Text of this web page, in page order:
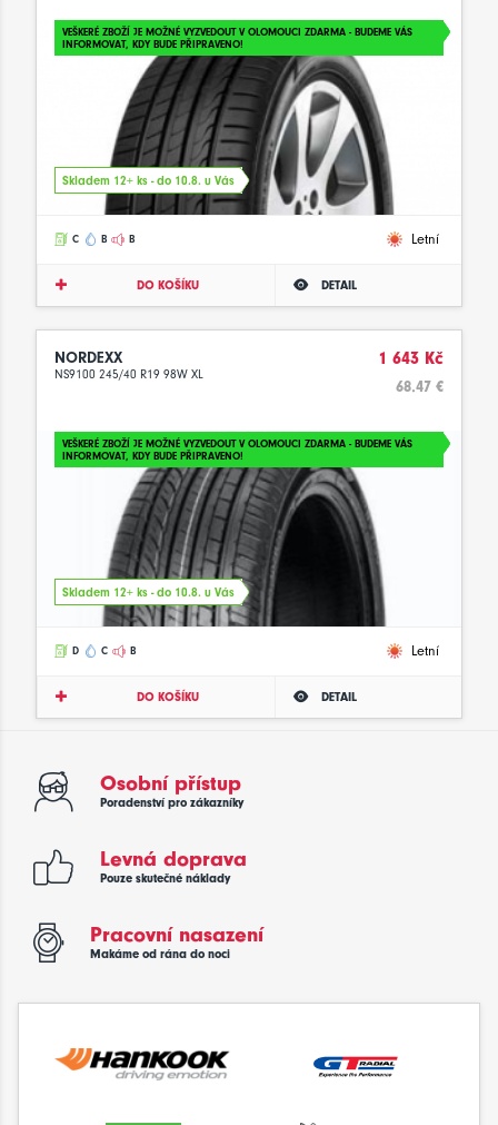
VEŠKERÉ ZBOŽÍ JE MOŽNÉ VYZVEDOUT V OLOMOUCI ZDARMA - BUDEME VÁS
INFORMOVAT, KDY BUDE PŘIPRAVENO!
Skladem 12+ ks - do 10.8. u Vás
C B B Letní
DO KOŠÍKU DETAIL
NORDEXX
NS9100 245/40 R19 98W XL
1 643 Kč
68.47 €
VEŠKERÉ ZBOŽÍ JE MOŽNÉ VYZVEDOUT V OLOMOUCI ZDARMA - BUDEME VÁS
INFORMOVAT, KDY BUDE PŘIPRAVENO!
Skladem 12+ ks - do 10.8. u Vás
D C B Letní
DO KOŠÍKU DETAIL
Osobní přístup
Poradenství pro zákazníky
Levná doprava
Pouze skutečné náklady
Pracovní nasazení
Makáme od rána do noci